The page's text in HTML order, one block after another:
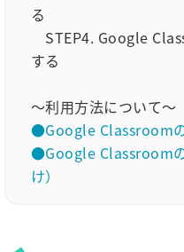
る
STEP4. Google
する
～利用方法について～
●Google Classroom
●Google Classroom
け）